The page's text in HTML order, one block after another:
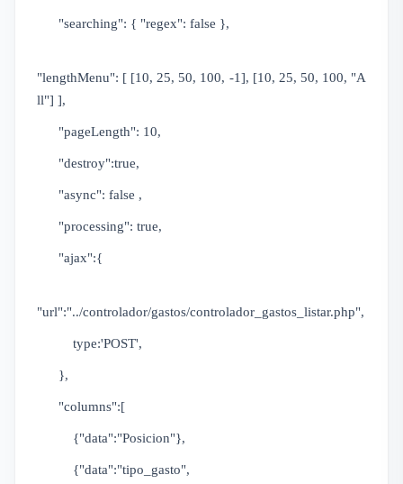
"searching": { "regex": false },
"lengthMenu": [ [10, 25, 50, 100, -1], [10, 25, 50, 100, "A
ll"] ],
"pageLength": 10,
"destroy":true,
"async": false ,
"processing": true,
"ajax":{
"url":"../controlador/gastos/controlador_gastos_listar.php",
type:'POST',
},
"columns":[
{"data":"Posicion"},
{"data":"tipo_gasto",